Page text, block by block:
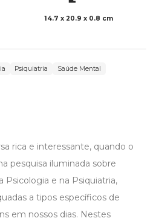
14.7 x 20.9 x 0.8 cm
Psiquiatria
Saúde Mental
rica e interessante, quando o
pesquisa iluminada sobre
Psicologia e na Psiquiatria,
a tipos específicos de
em nossos dias. Nestes